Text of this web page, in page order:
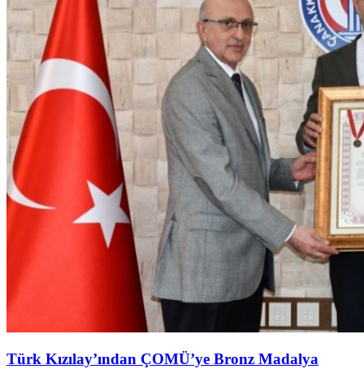
Türk Kızılay’ından ÇOMÜ’ye Bronz Madalya